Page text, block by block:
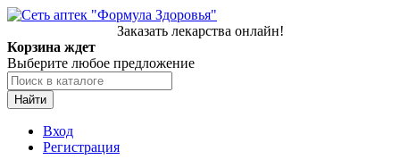
Заказать лекарства онлайн!
Корзина ждет
Выберите любое предложение
Найти
Вход
Регистрация